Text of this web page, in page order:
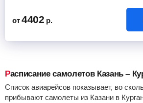
от 4402 р.
Расписание самолетов Казань –
Список авиарейсов показывает, во
прибывают самолеты из Казани в